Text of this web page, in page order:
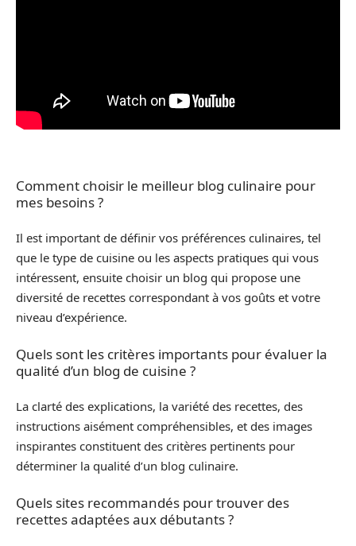
Comment choisir le meilleur blog culinaire pour
mes besoins ?
Il est important de définir vos préférences culinaires, tel
que le type de cuisine ou les aspects pratiques qui vous
intéressent, ensuite choisir un blog qui propose une
diversité de recettes correspondant à vos goûts et votre
niveau d’expérience.
Quels sont les critères importants pour évaluer la
qualité d’un blog de cuisine ?
La clarté des explications, la variété des recettes, des
instructions aisément compréhensibles, et des images
inspirantes constituent des critères pertinents pour
déterminer la qualité d’un blog culinaire.
Quels sites recommandés pour trouver des
recettes adaptées aux débutants ?